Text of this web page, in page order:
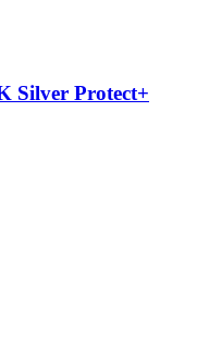
Silver Protect+